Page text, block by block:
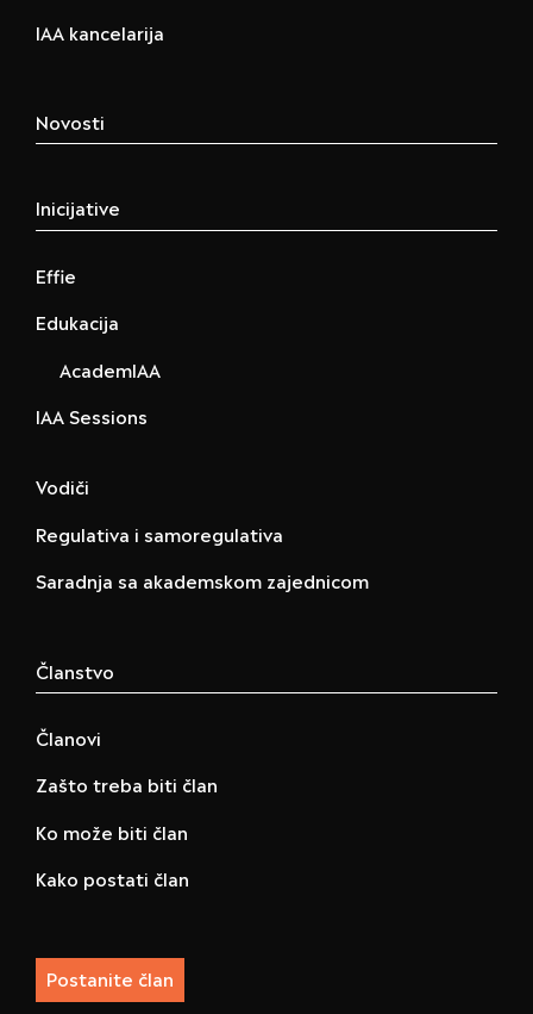
IAA kancelarija
Novosti
Inicijative
Effie
Edukacija
AcademIAA
IAA Sessions
Vodiči
Regulativa i samoregulativa
Saradnja sa akademskom zajednicom
Članstvo
Članovi
Zašto treba biti član
Ko može biti član
Kako postati član
Postanite član